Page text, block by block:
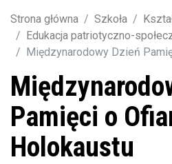
Strona główna Szkoła
Edukacja patriotyczno-
Międzynarodowy Dzień
Pamięci o
Holokaustu